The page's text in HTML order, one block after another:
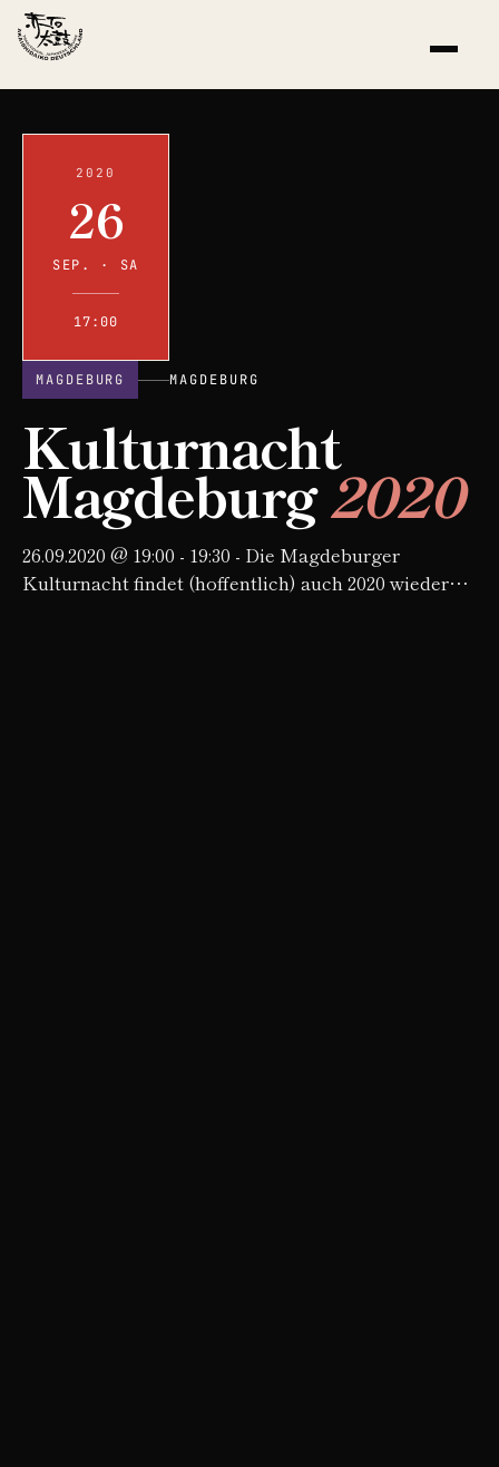
2020
26
SEP. · SA
17:00
MAGDEBURG MAGDEBURG
Kulturnacht
Magdeburg2020
26.09.2020 @ 19:00 - 19:30 - Die Magdeburger
Kulturnacht findet (hoffentlich) auch 2020 wieder